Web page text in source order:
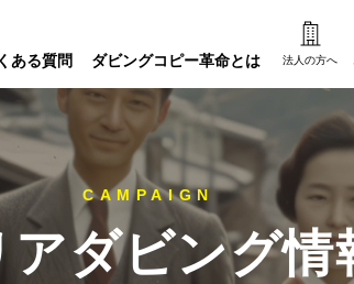
ある質問 ダビングコピー革命とは 法人の方へ
アダビング情